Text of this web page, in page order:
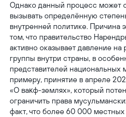
Однако данный процесс может
вызывать определённую
внутренней политике. Причина
том, что правительство
активно оказывает давление на
группы внутри страны, в
представителей национальных
примеру, принятие в апреле
«О ваκф-землях», который
ограничить права
факт, что более 60 000